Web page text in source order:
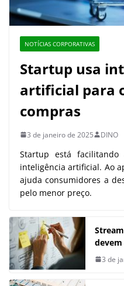
NOTÍCIAS CORPORATIVAS
Startup usa
artificial para
compras
3 de janeiro de 2025 DINO
Startup está
inteligência artificial. Ao
ajuda consumidores a
pelo menor preço.
devem
3 de